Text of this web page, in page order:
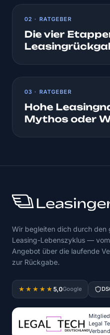
02 · RATGEBER
Die vier
03 · RATGEBER
Hohe
Mythos oder
Wir begleiten dich durch den
Leasing-Lebenszyklus —
Angebot über die laufende
zur Rückgabe.
★★★★★ 5,0Google
Legal
Verband